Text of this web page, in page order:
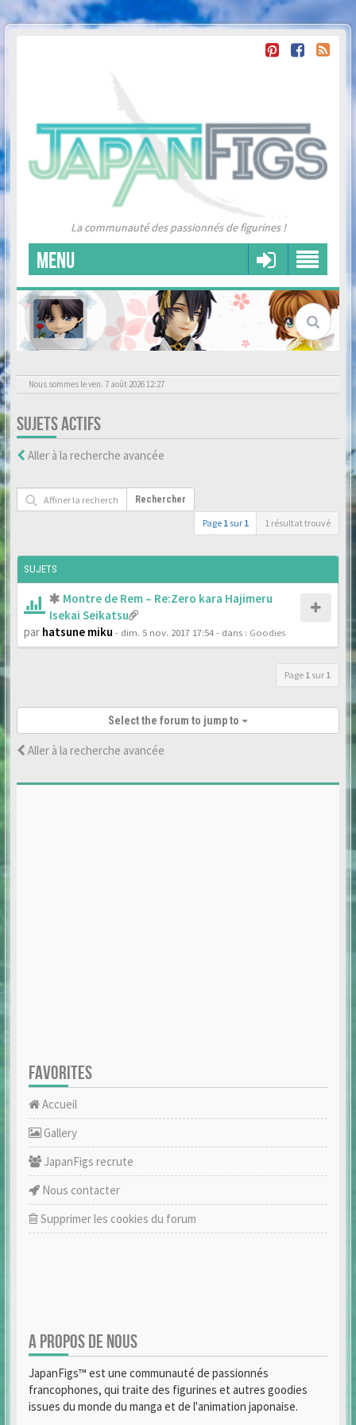
La communauté des passionnés de figurines !
MENU
Nous sommes le ven. 7 août 2026 12:27
SUJETS ACTIFS
Aller à la recherche avancée
Rechercher
Page 1 sur 1 1 résultat trouvé
SUJETS
Montre de Rem – Re:Zero kara Hajimeru
Isekai Seikatsu
par hatsune miku - dim. 5 nov. 2017 17:54- dans : Goodies
Page 1 sur 1
Select the forum to jump to
Aller à la recherche avancée
FAVORITES
Accueil
Gallery
JapanFigs recrute
Nous contacter
Supprimer les cookies du forum
A PROPOS DE NOUS
JapanFigs™ est une communauté de passionnés
francophones, qui traite des figurines et autres goodies
issues du monde du manga et de l'animation japonaise.